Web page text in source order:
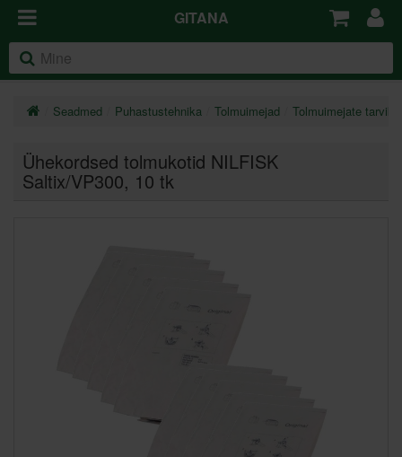
GITANA
Seadmed Puhastustehnika Tolmuimejad Tolmuimejate
Ühekordsed tolmukotid NILFISK
Saltix/VP300, 10 tk